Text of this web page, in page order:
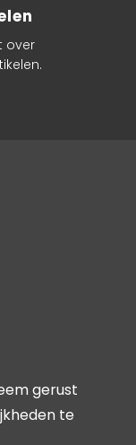
over
gerust
te